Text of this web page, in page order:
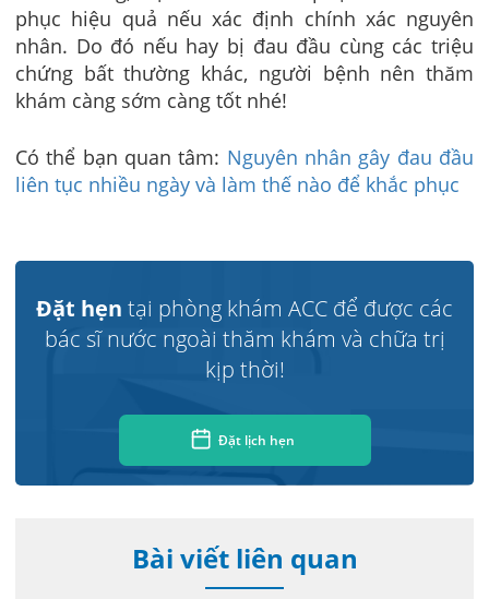
phục hiệu quả nếu xác định chính xác nguyên
nhân. Do đó nếu hay bị đau đầu cùng các triệu
chứng bất thường khác, người bệnh nên thăm
khám càng sớm càng tốt nhé!
Có thể bạn quan tâm: Nguyên nhân gây đau đầu
liên tục nhiều ngày và làm thế nào để khắc phục
Đặt hẹn tại phòng khám ACC để được các
bác sĩ nước ngoài thăm khám và chữa trị
kịp thời!
Đặt lịch hẹn
Bài viết liên quan